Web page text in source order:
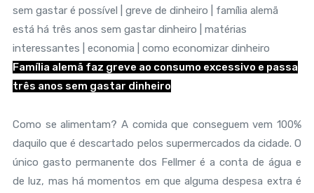
Família alemã faz greve ao consumo excessivo e passa
três anos sem gastar dinheiro
Como se alimentam? A comida que conseguem vem 100%
daquilo que é descartado pelos supermercados da cidade. O
único gasto permanente dos Fellmer é a conta de água e
de luz, mas há momentos em que alguma despesa extra é